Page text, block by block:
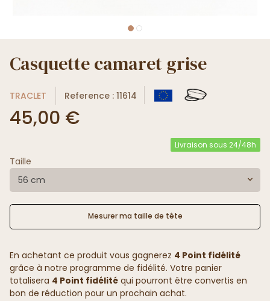
Casquette camaret grise
TRACLET Reference : 11614
45,00 €
Livraison sous 24/48h
Taille
56 cm
Mesurer ma taille de tête
En achetant ce produit vous gagnerez 4 Point fidélité
grâce à notre programme de fidélité. Votre panier
totalisera 4 Point fidélité qui pourront être convertis en
bon de réduction pour un prochain achat.